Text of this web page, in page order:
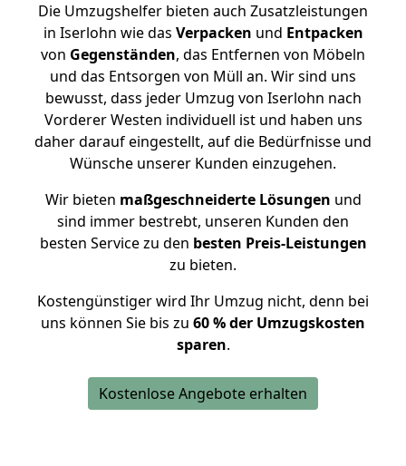
Die Umzugshelfer bieten auch Zusatzleistungen
in Iserlohn wie das Verpacken und Entpacken
von Gegenständen, das Entfernen von Möbeln
und das Entsorgen von Müll an. Wir sind uns
bewusst, dass jeder Umzug von Iserlohn nach
Vorderer Westen individuell ist und haben uns
daher darauf eingestellt, auf die Bedürfnisse und
Wünsche unserer Kunden einzugehen.
Wir bieten maßgeschneiderte Lösungen und
sind immer bestrebt, unseren Kunden den
besten Service zu den besten Preis-Leistungen
zu bieten.
Kostengünstiger wird Ihr Umzug nicht, denn bei
uns können Sie bis zu 60 % der Umzugskosten
sparen.
Kostenlose Angebote erhalten